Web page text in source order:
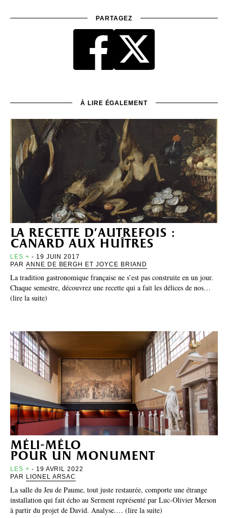
PARTAGEZ
À LIRE ÉGALEMENT
la recette d’autrefois :
canard aux huîtres
LES + - 19 JUIN 2017
PAR ANNE DE BERGH ET JOYCE BRIAND
La tradition gastronomique française ne s’est pas construite en un jour.
Chaque semestre, découvrez une recette qui a fait les délices de nos…
(lire la suite)
méli-mélo
pour un monument
LES + - 19 AVRIL 2022
PAR LIONEL ARSAC
La salle du Jeu de Paume, tout juste restaurée, comporte une étrange
installation qui fait écho au Serment représenté par Luc-Olivier Merson
à partir du projet de David. Analyse.… (lire la suite)